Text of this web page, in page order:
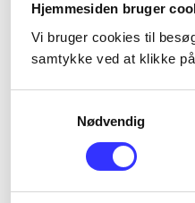
Hjemmesiden bruger
Vi bruger cookies til
samtykke ved at klikke
Nødvendig
...